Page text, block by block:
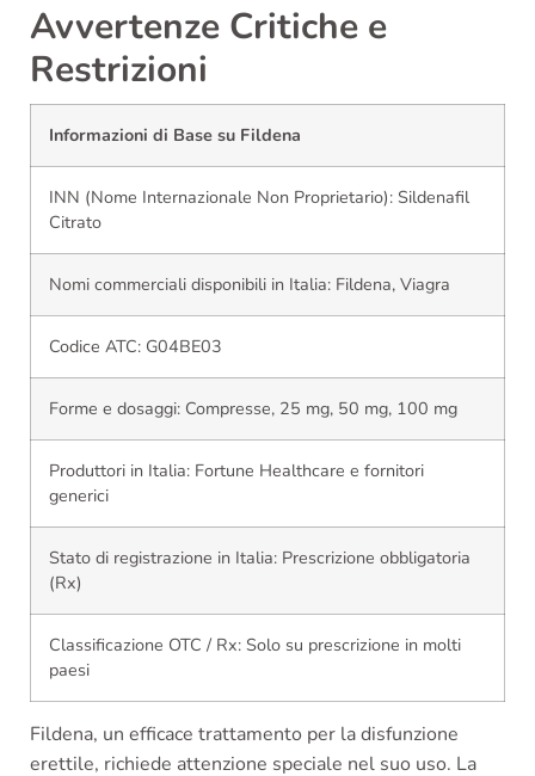
Avvertenze Critiche e
Restrizioni
Informazioni di Base su Fildena
INN (Nome Internazionale Non Proprietario): Sildenafil
Citrato
Nomi commerciali disponibili in Italia: Fildena, Viagra
Codice ATC: G04BE03
Forme e dosaggi: Compresse, 25 mg, 50 mg, 100 mg
Produttori in Italia: Fortune Healthcare e fornitori
generici
Stato di registrazione in Italia: Prescrizione obbligatoria
(Rx)
Classificazione OTC / Rx: Solo su prescrizione in molti
paesi
Fildena, un efficace trattamento per la disfunzione
erettile, richiede attenzione speciale nel suo uso. La